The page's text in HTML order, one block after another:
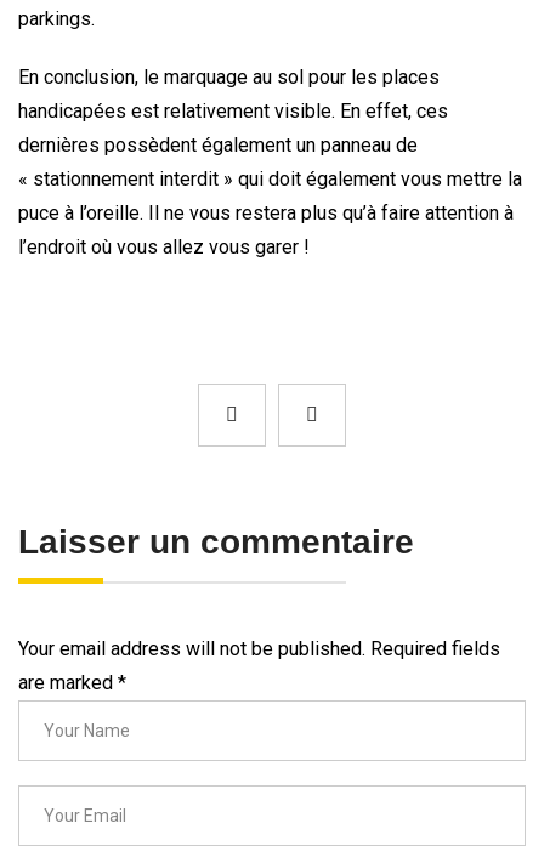
parkings.
En conclusion, le marquage au sol pour les places
handicapées est relativement visible. En effet, ces
dernières possèdent également un panneau de
« stationnement interdit » qui doit également vous mettre la
puce à l’oreille. Il ne vous restera plus qu’à faire attention à
l’endroit où vous allez vous garer !
Laisser un commentaire
Your email address will not be published. Required fields
are marked *